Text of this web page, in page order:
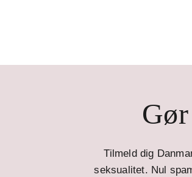
Tilmeld dig
seksualitet. Nul